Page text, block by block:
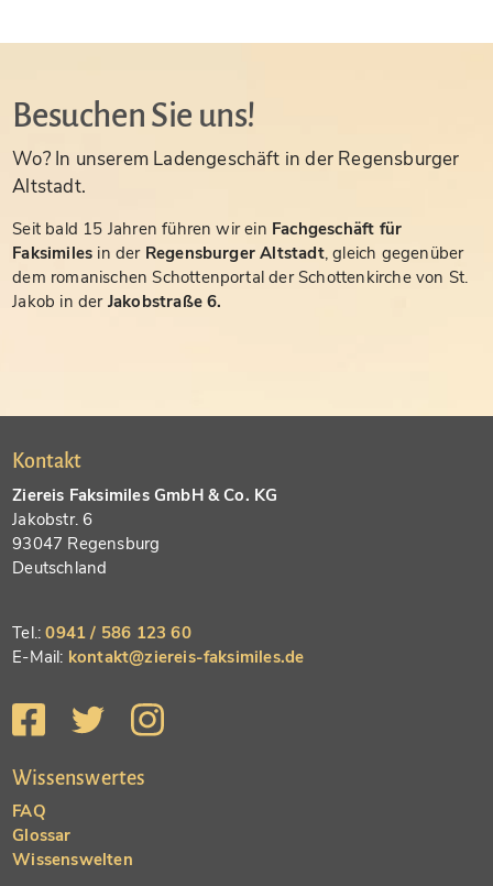
Besuchen Sie uns!
Wo? In unserem Ladengeschäft in der Regensburger
Altstadt.
Seit bald 15 Jahren führen wir ein Fachgeschäft für
Faksimiles in der Regensburger Altstadt, gleich gegenüber
dem romanischen Schottenportal der Schottenkirche von St.
Jakob in der Jakobstraße 6.
Kontakt
Ziereis Faksimiles GmbH & Co. KG
Jakobstr. 6
93047 Regensburg
Deutschland
Tel.:0941 / 586 123 60
E-Mail: kontakt@ziereis-faksimiles.de
Wissenswertes
FAQ
Glossar
Wissenswelten